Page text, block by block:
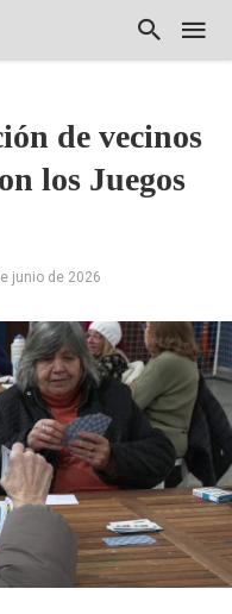
de vecinos
los Juegos
junio de 2026